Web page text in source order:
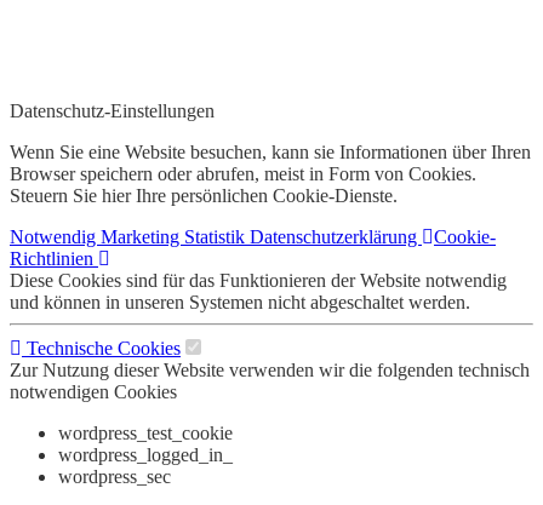
Datenschutz-Einstellungen
Wenn Sie eine Website besuchen, kann sie Informationen über Ihren
Browser speichern oder abrufen, meist in Form von Cookies.
Steuern Sie hier Ihre persönlichen Cookie-Dienste.
Notwendig Marketing Statistik Datenschutzerklärung
Cookie-
Richtlinien
Diese Cookies sind für das Funktionieren der Website notwendig
und können in unseren Systemen nicht abgeschaltet werden.
Technische Cookies
Zur Nutzung dieser Website verwenden wir die folgenden technisch
notwendigen Cookies
wordpress_test_cookie
wordpress_logged_in_
wordpress_sec